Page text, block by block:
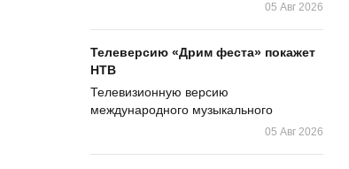
05 Авг 2026
Телеверсию «Дрим феста» покажет
НТВ
Телевизионную версию
международного музыкального
05 Авг 2026